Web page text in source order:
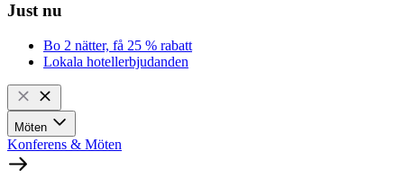
Just nu
Bo 2 nätter, få 25 % rabatt
Lokala hotellerbjudanden
Möten
Konferens & Möten